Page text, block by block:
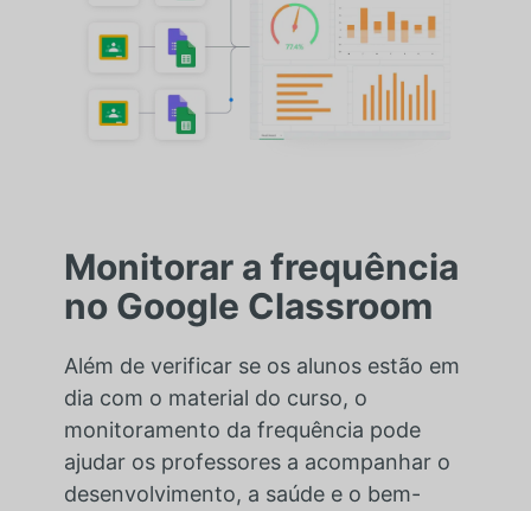
Monitorar a frequência
no Google Classroom
Além de verificar se os alunos estão em
dia com o material do curso, o
monitoramento da frequência pode
ajudar os professores a acompanhar o
desenvolvimento, a saúde e o bem-